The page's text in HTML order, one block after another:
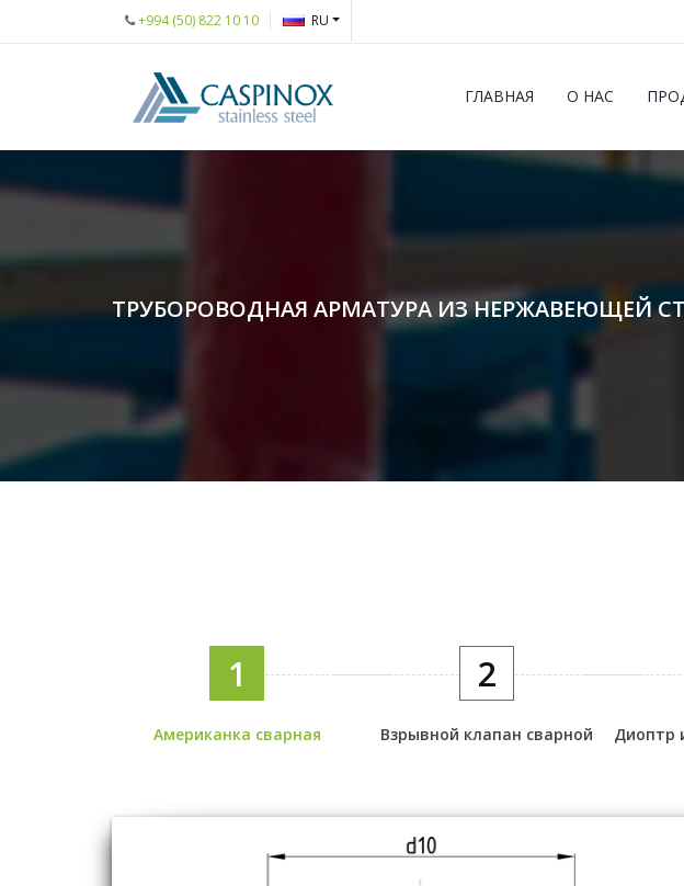
+994 (50) 822 10 10 RU
ГЛАВНАЯ О НАС
ТРУБОРОВОДНАЯ АРМАТУРА ИЗ НЕРЖАВЕЮЩЕЙ
1
Американка сварная
2
Взрывной клапан сварной Диоптр